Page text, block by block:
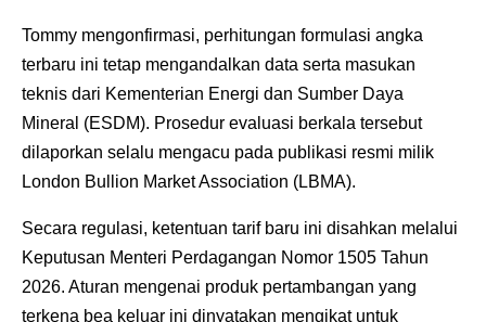
Tommy mengonfirmasi, perhitungan formulasi angka
terbaru ini tetap mengandalkan data serta masukan
teknis dari Kementerian Energi dan Sumber Daya
Mineral (ESDM). Prosedur evaluasi berkala tersebut
dilaporkan selalu mengacu pada publikasi resmi milik
London Bullion Market Association (LBMA).
Secara regulasi, ketentuan tarif baru ini disahkan melalui
Keputusan Menteri Perdagangan Nomor 1505 Tahun
2026. Aturan mengenai produk pertambangan yang
terkena bea keluar ini dinyatakan mengikat untuk